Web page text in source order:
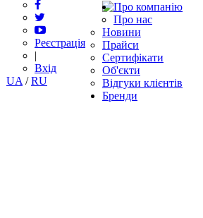
Реєстрація
|
Вхід
UA /RU
Про компанію
Про нас
Новини
Прайси
Сертифікати
Об'єкти
Відгуки клієнтів
Бренди